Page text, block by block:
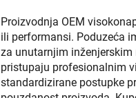
Proizvodnja OEM
ili performansi. Poduzeća
za unutarnjim
pristupaju profesionalnim
standardizirane postupke